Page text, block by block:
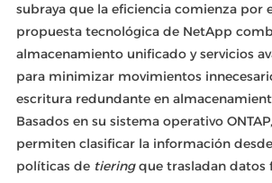
subraya que la eficiencia comienza por
propuesta tecnológica de NetApp
almacenamiento unificado y servicios
para minimizar movimientos
escritura redundante en
Basados en su sistema operativo
permiten clasificar la información
políticas de tieringque trasladan datos